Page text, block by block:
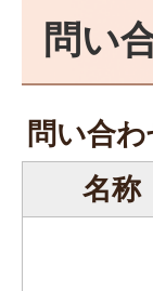
問い
問い合
名称